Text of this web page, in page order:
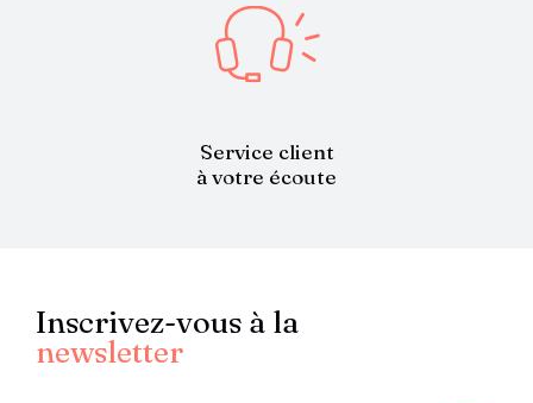
Service client
à votre écoute
Inscrivez-vous à la
newsletter